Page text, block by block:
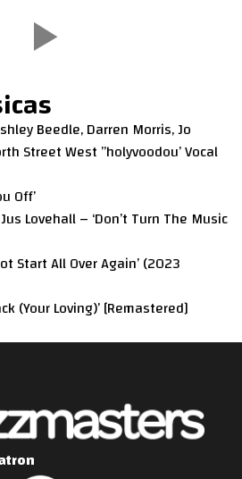
Beedle, Darren Morris, Jo
Street West ”holyvoodou’ Vocal
Off’
Lovehall – ‘Don’t Turn The Music
Start All Over Again’ (2023
(Your Loving)’ [Remastered]